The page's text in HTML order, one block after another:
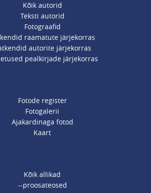
Kõik autorid
Teksti autorid
Fotograafid
raamatute järjekorras
autorite järjekorras
pealkirjade järjekorras
Fotode register
Fotogalerii
Ajakardinaga fotod
Kaart
Kõik allikad
--proosateosed